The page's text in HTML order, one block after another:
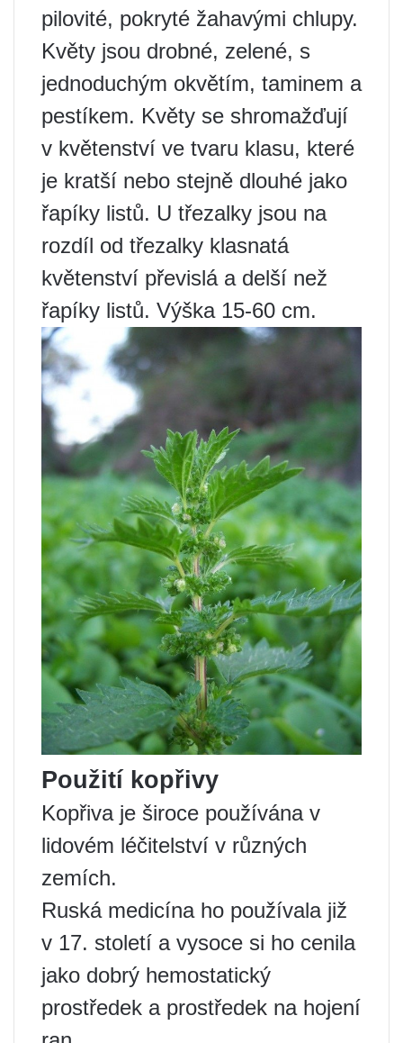
pilovité, pokryté žahavými chlupy.
Květy jsou drobné, zelené, s
jednoduchým okvětím, taminem a
pestíkem. Květy se shromažďují
v květenství ve tvaru klasu, které
je kratší nebo stejně dlouhé jako
řapíky listů. U třezalky jsou na
rozdíl od třezalky klasnatá
květenství převislá a delší než
řapíky listů. Výška 15-60 cm.
Použití kopřivy
Kopřiva je široce používána v
lidovém léčitelství v různých
zemích.
Ruská medicína ho používala již
v 17. století a vysoce si ho cenila
jako dobrý hemostatický
prostředek a prostředek na hojení